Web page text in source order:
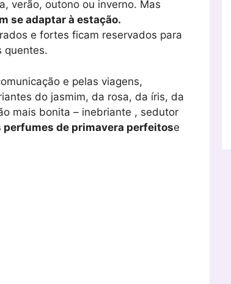
verão, outono ou inverno. Mas
se adaptar à estação.
e fortes ficam reservados para
quentes.
e pelas viagens,
do jasmim, da rosa, da íris, da
mais bonita – inebriante , sedutor
perfumes de primavera perfeitose